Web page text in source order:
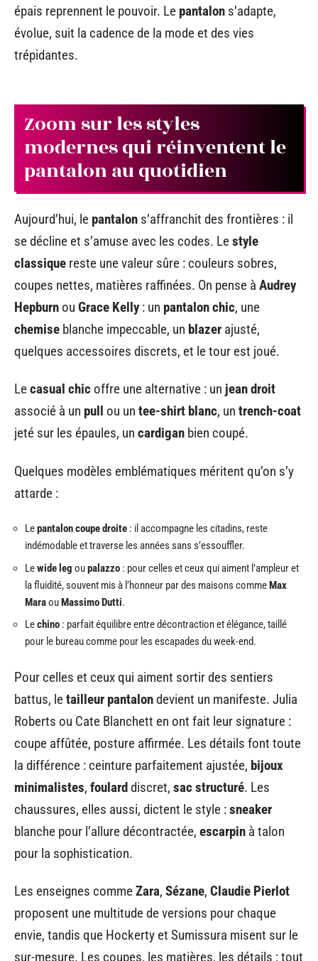
épais reprennent le pouvoir. Le pantalon s’adapte,
évolue, suit la cadence de la mode et des vies
trépidantes.
Zoom sur les styles
modernes qui réinventent le
pantalon au quotidien
Aujourd’hui, le pantalon s’affranchit des frontières : il
se décline et s’amuse avec les codes. Lestyle
classique reste une valeur sûre : couleurs sobres,
coupes nettes, matières raffinées. On pense à Audrey
Hepburn ou Grace Kelly: un pantalon chic, une
chemise blanche impeccable, un blazer ajusté,
quelques accessoires discrets, et le tour est joué.
Lecasual chic offre une alternative : un jean droit
associé à un pull ou un tee-shirt blanc, un trench-coat
jeté sur les épaules, un cardigan bien coupé.
Quelques modèles emblématiques méritent qu’on s’y
attarde :
Lepantalon coupe droite : il accompagne les citadins, reste
indémodable et traverse les années sans s’essouffler.
Lewide leg oupalazzo : pour celles et ceux qui aiment l’ampleur et
la fluidité, souvent mis à l’honneur par des maisons commeMax
MaraouMassimo Dutti.
Lechino : parfait équilibre entre décontraction et élégance, taillé
pour le bureau comme pour les escapades du week-end.
Pour celles et ceux qui aiment sortir des sentiers
battus, letailleur pantalondevient un manifeste. Julia
Roberts ou Cate Blanchett en ont fait leur signature :
coupe affûtée, posture affirmée. Les détails font toute
la différence : ceinture parfaitement ajustée, bijoux
minimalistes, foularddiscret, sac structuré. Les
chaussures, elles aussi, dictent le style :sneaker
blanche pour l’allure décontractée, escarpin à talon
pour la sophistication.
Les enseignes commeZara, Sézane, Claudie Pierlot
proposent une multitude de versions pour chaque
envie, tandis que Hockerty et Sumissura misent sur le
sur-mesure. Les coupes, les matières, les détails : tout